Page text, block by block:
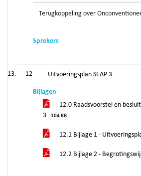
Terugkoppeling over
Sprekers
12 Uitvoeringsplan SEAP 3
Bijlagen
12.0 Raadsvoorstel en
3
104 KB
12.1 Bijlage 1 -
12.2 Bijlage 2 -